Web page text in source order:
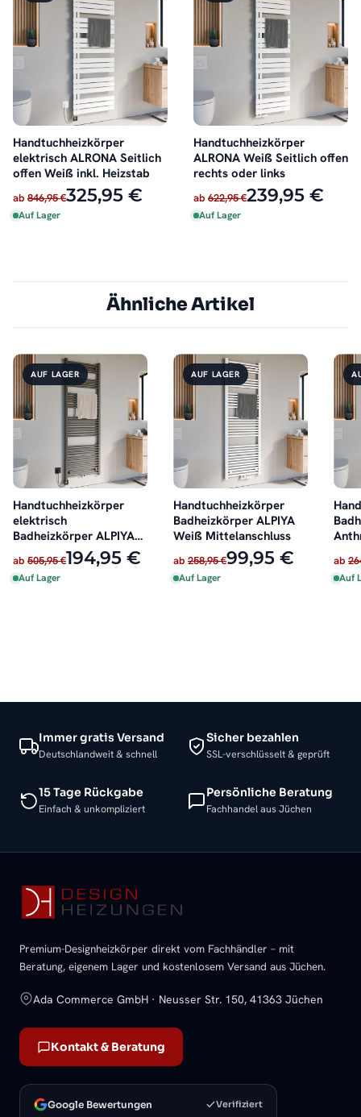
Handtuchheizkörper
elektrisch ALRONA Seitlich
offen Weiß inkl. Heizstab
ab 846,95 €325,95 €
Auf Lager
Handtuchheizkörper
ALRONA Weiß Seitlich offen
rechts oder links
ab 622,95 €239,95 €
Auf Lager
Ähnliche Artikel
AUF LAGER
Handtuchheizkörper
elektrisch
Badheizkörper ALPIYA
Anthrazit inkl. Heizstab
ab 505,95 €194,95 €
Auf Lager
AUF LAGER
Handtuchheizkörper
Badheizkörper ALPIYA
Weiß Mittelanschluss
ab 258,95 €99,95 €
Auf Lager
ab
Auf
Immer gratis Versand
Deutschlandweit & schnell
Sicher bezahlen
SSL-verschlüsselt & geprüft
15 Tage Rückgabe
Einfach & unkompliziert
Persönliche Beratung
Fachhandel aus Jüchen
Premium-Designheizkörper direkt vom Fachhändler – mit
Beratung, eigenem Lager und kostenlosem Versand aus Jüchen.
Ada Commerce GmbH · Neusser Str. 150, 41363 Jüchen
Kontakt & Beratung
Google Bewertungen Verifiziert